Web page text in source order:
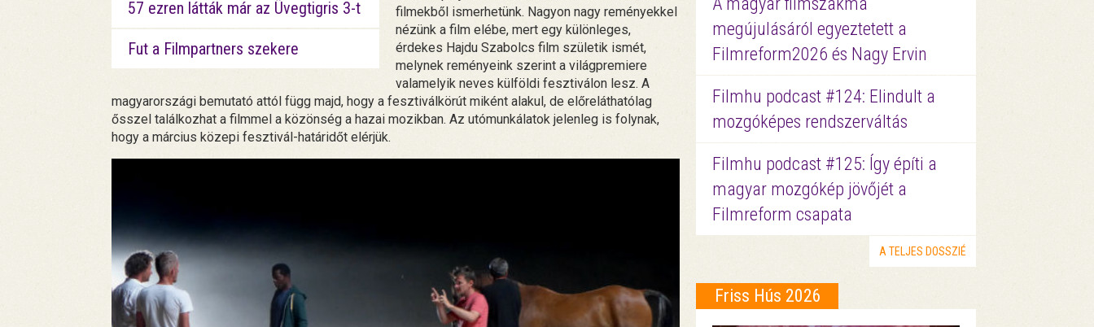
57 ezren látták már az Üvegtigris 3-t
Fut a Filmpartners szekere
filmekből ismerhetünk. Nagyon nagy reményekkel
nézünk a film elébe, mert egy különleges,
érdekes Hajdu Szabolcs film születik ismét,
melynek reményeink szerint a világpremiere
valamelyik neves külföldi fesztiválon lesz. A
magyarországi bemutató attól függ majd, hogy a fesztiválkörút miként alakul, de előreláthatólag
ősszel találkozhat a filmmel a közönség a hazai mozikban. Az utómunkálatok jelenleg is folynak,
hogy a március közepi fesztivál-határidőt elérjük.
megújulásáról egyeztetett a
Filmreform2026 és Nagy Ervin
Filmhu podcast #124: Elindult a
mozgóképes rendszerváltás
Filmhu podcast #125: Így építi a
magyar mozgókép jövőjét a
Filmreform csapata
A TELJES DOSSZIÉ
Friss Hús 2026